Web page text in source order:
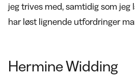
jeg trives med, samtidig som
har løst lignende utfordringer
Hermine Widding